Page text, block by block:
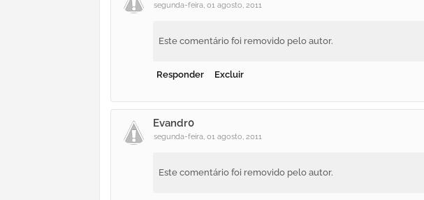
segunda-feira, 01 agosto, 2011
Este comentário foi removido pelo autor.
Responder Excluir
Evandr0
segunda-feira, 01 agosto, 2011
Este comentário foi removido pelo autor.